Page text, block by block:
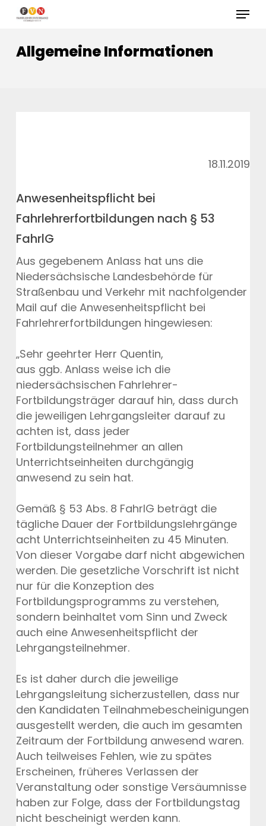
Skip
content
Menu
Allgemeine Informationen
18.11.2019
Anwesenheitspflicht bei
Fahrlehrerfortbildungen nach § 53
FahrlG
Aus gegebenem Anlass hat uns die
Niedersächsische Landesbehörde für
Straßenbau und Verkehr mit nachfolgender
Mail auf die Anwesenheitspflicht bei
Fahrlehrerfortbildungen hingewiesen:
„Sehr geehrter Herr Quentin,
aus ggb. Anlass weise ich die
niedersächsischen Fahrlehrer-
Fortbildungsträger darauf hin, dass durch
die jeweiligen Lehrgangsleiter darauf zu
achten ist, dass jeder
Fortbildungsteilnehmer an allen
Unterrichtseinheiten durchgängig
anwesend zu sein hat.
Gemäß § 53 Abs. 8 FahrlG beträgt die
tägliche Dauer der Fortbildungslehrgänge
acht Unterrichtseinheiten zu 45 Minuten.
Von dieser Vorgabe darf nicht abgewichen
werden. Die gesetzliche Vorschrift ist nicht
nur für die Konzeption des
Fortbildungsprogramms zu verstehen,
sondern beinhaltet vom Sinn und Zweck
auch eine Anwesenheitspflicht der
Lehrgangsteilnehmer.
Es ist daher durch die jeweilige
Lehrgangsleitung sicherzustellen, dass nur
den Kandidaten Teilnahmebescheinigungen
ausgestellt werden, die auch im gesamten
Zeitraum der Fortbildung anwesend waren.
Auch teilweises Fehlen, wie zu spätes
Erscheinen, früheres Verlassen der
Veranstaltung oder sonstige Versäumnisse
haben zur Folge, dass der Fortbildungstag
nicht bescheinigt werden kann.